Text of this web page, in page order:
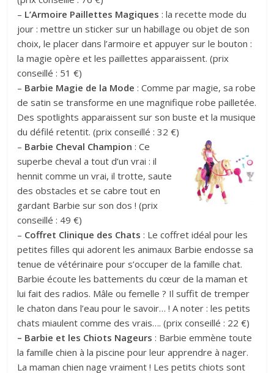
– L’Armoire Paillettes Magiques : la recette mode du
jour : mettre un sticker sur un habillage ou objet de son
choix, le placer dans l’armoire et appuyer sur le bouton :
la magie opère et les paillettes apparaissent. (prix
conseillé : 51 €)
– Barbie Magie de la Mode : Comme par magie, sa robe
de satin se transforme en une magnifique robe pailletée.
Des spotlights apparaissent sur son buste et la musique
du défilé retentit. (prix conseillé : 32 €)
– Barbie Cheval Champion : Ce
superbe cheval a tout d’un vrai : il
hennit comme un vrai, il trotte, saute
des obstacles et se cabre tout en
gardant Barbie sur son dos ! (prix
conseillé : 49 €)
– Coffret Clinique des Chats : Le coffret idéal pour les
petites filles qui adorent les animaux Barbie endosse sa
tenue de vétérinaire pour s’occuper de la famille chat.
Barbie écoute les battements du cœur de la maman et
lui fait des radios. Mâle ou femelle ? Il suffit de tremper
le chaton dans l’eau pour le savoir… ! A noter : les petits
chats miaulent comme des vrais…. (prix conseillé : 22 €)
– Barbie et les Chiots Nageurs : Barbie emmène toute
la famille chien à la piscine pour leur apprendre à nager.
La maman chien nage vraiment ! Les petits chiots sont